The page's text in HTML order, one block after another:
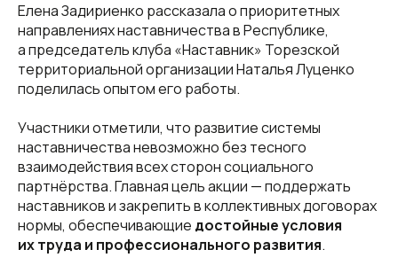
Елена Задириенко рассказала о приоритетных
направлениях наставничества в Республике,
а председатель клуба «Наставник» Торезской
территориальной организации Наталья Луценко
поделилась опытом его работы.
Участники отметили, что развитие системы
наставничества невозможно без тесного
взаимодействия всех сторон социального
партнёрства. Главная цель акции — поддержать
наставников и закрепить в коллективных договорах
нормы, обеспечивающие достойные условия
их труда и профессионального развития.